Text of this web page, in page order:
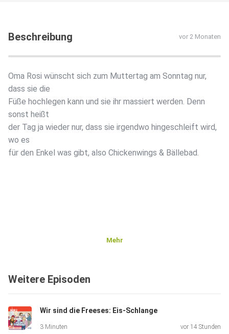
Beschreibung vor 2 Monaten
Oma Rosi wünscht sich zum Muttertag am Sonntag nur,
dass sie die
Füße hochlegen kann und sie ihr massiert werden. Denn
sonst heißt
der Tag ja wieder nur, dass sie irgendwo hingeschleift wird,
wo es
für den Enkel was gibt, also Chickenwings & Bällebad.
Mehr
Weitere Episoden
Wir sind die Freeses: Eis-Schlange
3 Minuten vor 14 Stunden